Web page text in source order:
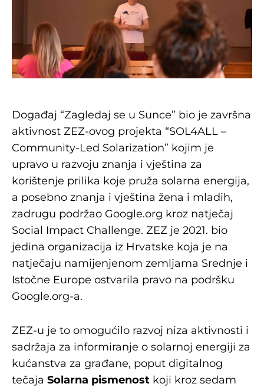
Događaj “Zagledaj se u Sunce” bio je završna
aktivnost ZEZ-ovog projekta “SOL4ALL –
Community-Led Solarization” kojim je
upravo u razvoju znanja i vještina za
korištenje prilika koje pruža solarna energija,
a posebno znanja i vještina žena i mladih,
zadrugu podržao Google.org kroz natječaj
Social Impact Challenge. ZEZ je 2021. bio
jedina organizacija iz Hrvatske koja je na
natječaju namijenjenom zemljama Srednje i
Istočne Europe ostvarila pravo na podršku
Google.org-a.
ZEZ-u je to omogućilo razvoj niza aktivnosti i
sadržaja za informiranje o solarnoj energiji za
kućanstva za građane, poput digitalnog
tečaja Solarna pismenost koji kroz sedam